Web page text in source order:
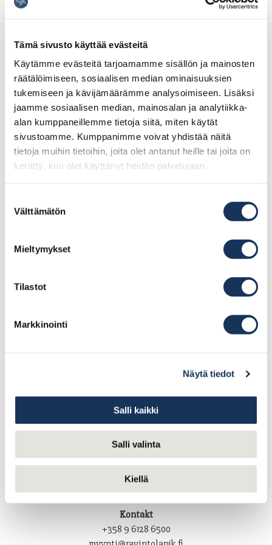
Tämä sivusto käyttää evästeitä
Käytämme evästeitä tarjoamamme sisällön ja mainosten
räätälöimiseen, sosiaalisen median ominaisuuksien
tukemiseen ja kävijämäärämme analysoimiseen. Lisäksi
jaamme sosiaalisen median, mainosalan ja analytiikka-
alan kumppaneillemme tietoja siitä, miten käytät
sivustoamme. Kumppanimme voivat yhdistää näitä
tietoja muihin tietoihin, joita olet antanut heille tai joita on
kerätty, kun olet käyttänyt heidän palvelujaan.
valinta
Välttämätön
Mieltymykset
Tilastot
Markkinointi
Näytä tiedot
Salli kaikki
Salli valinta
Kiellä
09:00 -> med 30 min mellanrum
16:00 -> med 20 min mellanrum
23:55 sista turen
Båtfärden
Båtfärdens pris 8,40 € (2025) läggs till restaurangnotan
Tidtabellsavvikelser för förbindelsebåten
Söndagar och helgdagar kl. 9-22, med 30 minuters
RESTAURANG NJK
Blekholmen
00140 Helsingfors
Kontakt
+358 9 6128 6500